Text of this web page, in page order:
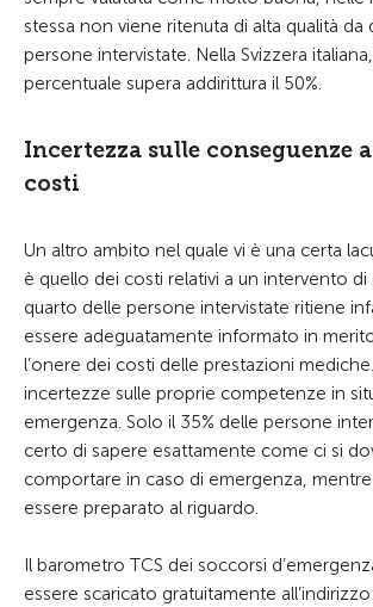
stessa non viene ritenuta di alta qualità da
persone intervistate. Nella Svizzera
percentuale supera addirittura il 50%.
Incertezza sulle conseguenze
costi
Un altro ambito nel quale vi è una certa
è quello dei costi relativi a un intervento di
quarto delle persone intervistate ritiene
essere adeguatamente informato in
l’onere dei costi delle prestazioni
incertezze sulle proprie competenze in
emergenza. Solo il 35% delle persone
certo di sapere esattamente come ci si
comportare in caso di emergenza,
essere preparato al riguardo.
Il barometro TCS dei soccorsi
essere scaricato gratuitamente all’indirizzo: